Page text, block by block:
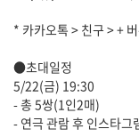
* 카카오톡 > 친구 > +
●초대일정
5/22(금) 19:30
- 총 5쌍(1인2매)
- 연극 관람 후 인스타그